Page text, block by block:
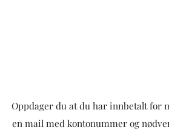
Oppdager du at du har innbetalt for
en mail med kontonummer og